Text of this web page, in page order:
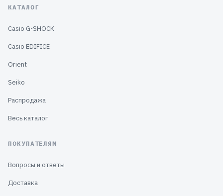
КАТАЛОГ
Casio G-SHOCK
Casio EDIFICE
Orient
Seiko
Распродажа
Весь каталог
ПОКУПАТЕЛЯМ
Вопросы и ответы
Доставка